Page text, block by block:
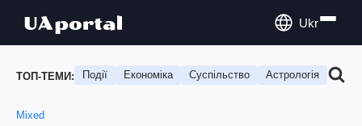
Ukr
ТОП-ТЕМИ: Події Економіка Суспільство Астрологія
Mixed